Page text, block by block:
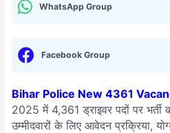
WhatsApp Group
Facebook Group
Bihar Police New 4361
2025 में 4,361 ड्राइवर पदों पर भर्ती
उम्मीदवारों के लिए आवेदन प्रक्रिया,